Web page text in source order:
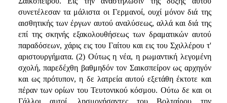
συνετέλεσαν τα μάλιστα οι Γερμανοί, ουχί μόνον διά της
αισθητικής των έργων αυτού αναλύσεως, αλλά και διά της
επί της σκηνής εξακολουθήσεως των δραματικών αυτού
παραδόσεων, χάρις εις του Γαίτου και εις του Σχιλλέρου τ'
αριστουργήματα. (2) Ούτως η νέα, η ρωμαντική λεγομένη
σχολή, παρεδέχθη βαθμηδόν τον Σαικσπείρον ως αρχηγόν
και ως πρότυπον, η δε λατρεία αυτού εξετάθη έκτοτε και
πέραν των ορίων του Τευτονικού κόσμου. Ούτω δε και οι